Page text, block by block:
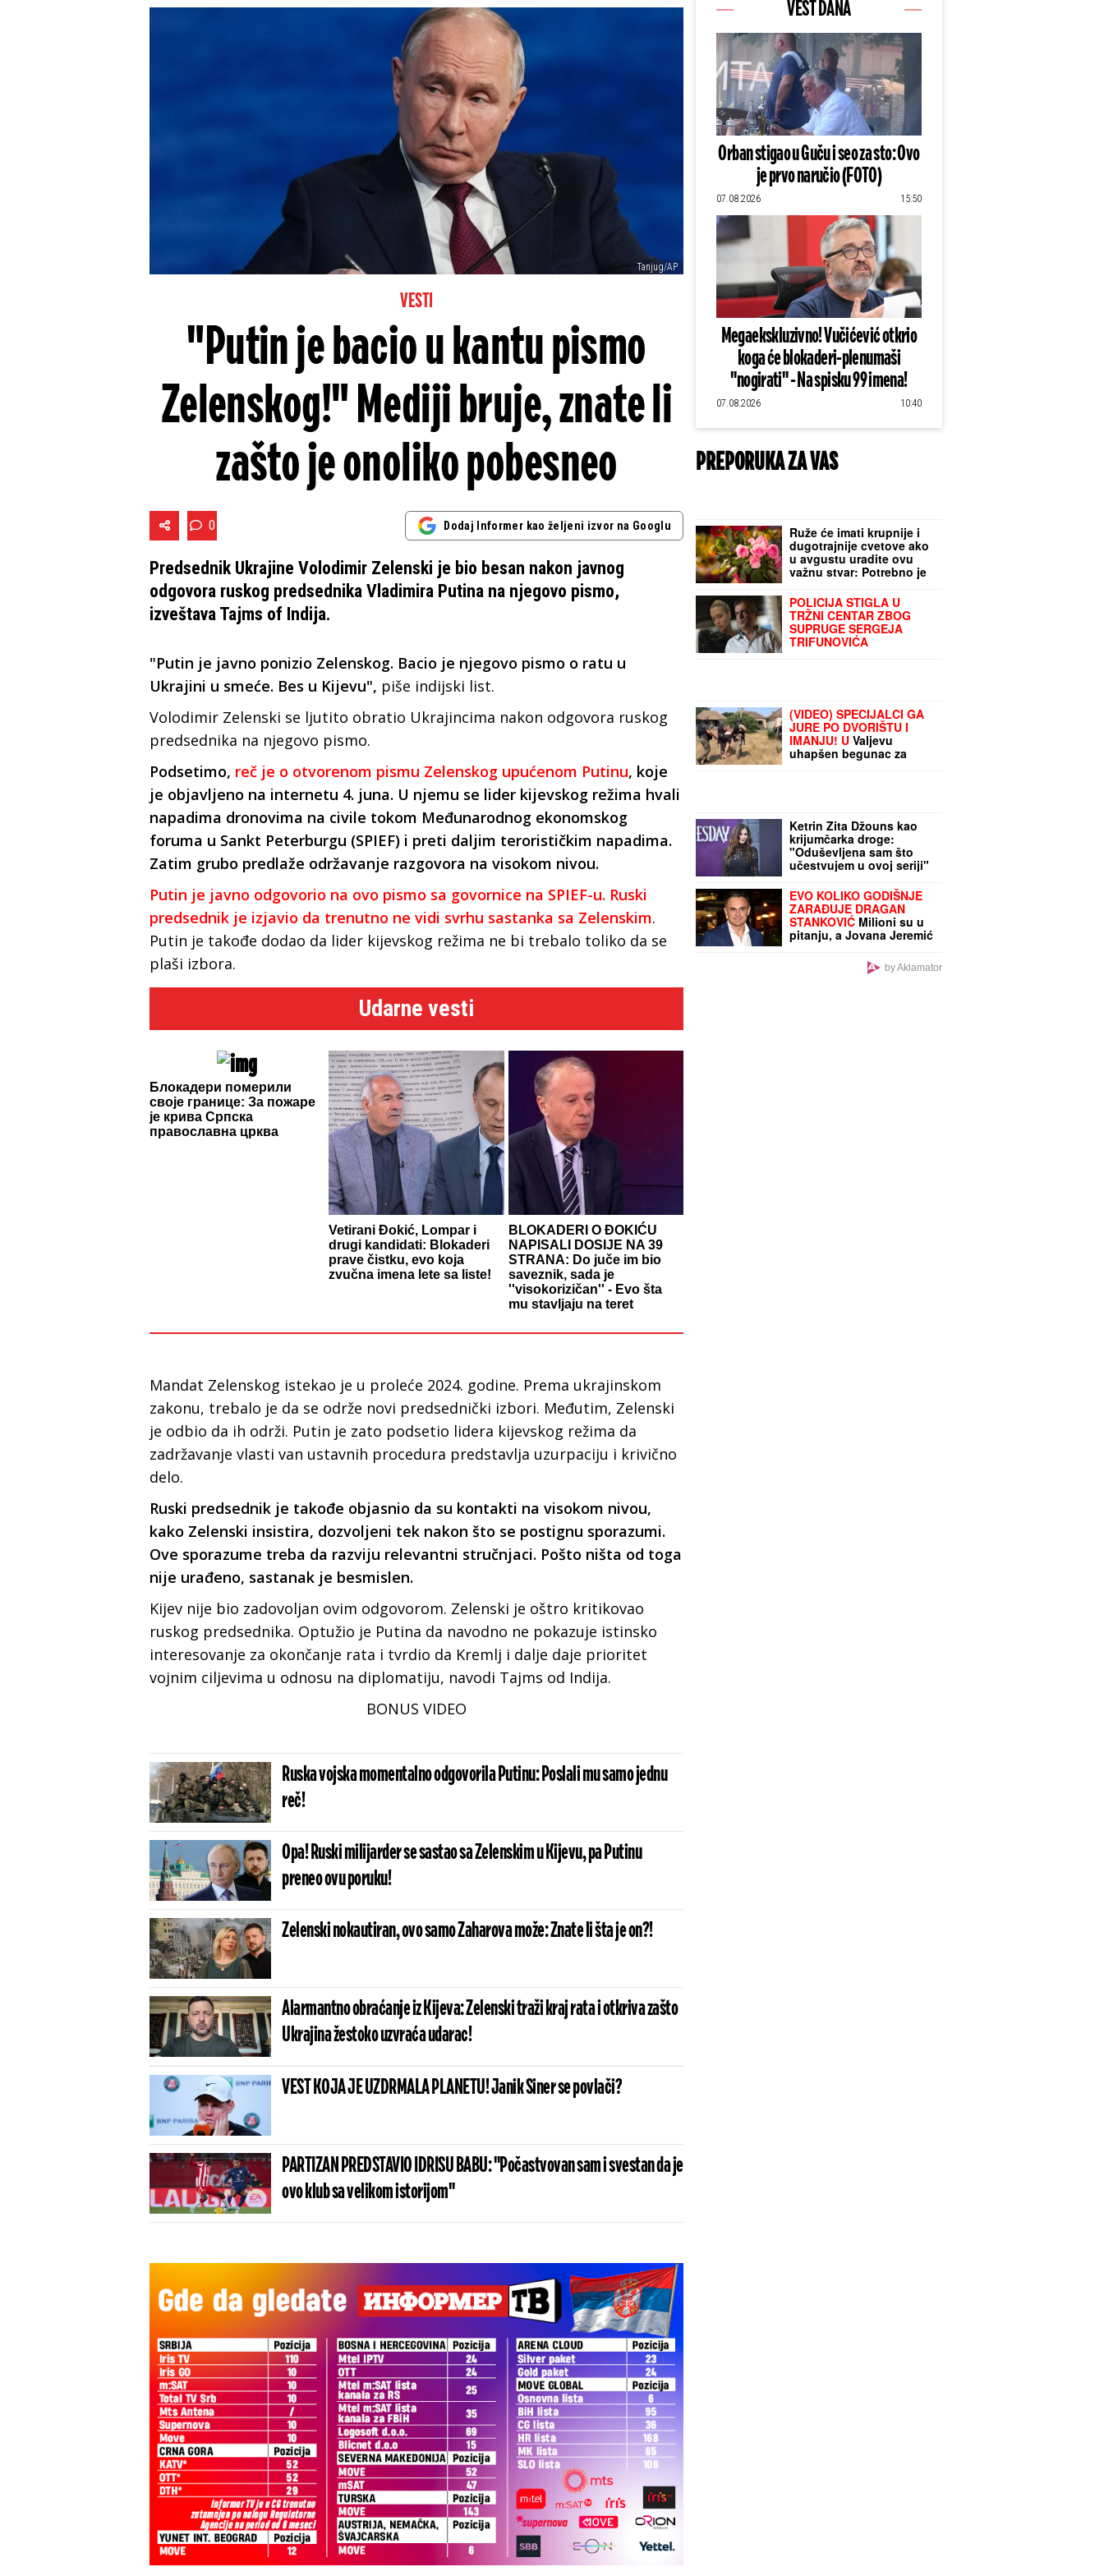
Tanjug/AP
VESTI
"Putin je bacio u kantu pismo
Zelenskog!" Mediji bruje, znate li
zašto je onoliko pobesneo
0 Dodaj Informer kao željeni izvor na Googlu
Predsednik Ukrajine Volodimir Zelenski je bio besan nakon javnog
odgovora ruskog predsednika Vladimira Putina na njegovo pismo,
izveštava Tajms of Indija.
"Putin je javno ponizio Zelenskog. Bacio je njegovo pismo o ratu u
Ukrajini u smeće. Bes u Kijevu", piše indijski list.
Volodimir Zelenski se ljutito obratio Ukrajincima nakon odgovora ruskog
predsednika na njegovo pismo.
Podsetimo, reč je o otvorenom pismu Zelenskog upućenom Putinu, koje
je objavljeno na internetu 4. juna. U njemu se lider kijevskog režima hvali
napadima dronovima na civile tokom Međunarodnog ekonomskog
foruma u ​​Sankt Peterburgu (SPIEF) i preti daljim terorističkim napadima.
Zatim grubo predlaže održavanje razgovora na visokom nivou.
Putin je javno odgovorio na ovo pismo sa govornice na SPIEF-u. Ruski
predsednik je izjavio da trenutno ne vidi svrhu sastanka sa Zelenskim.
Putin je takođe dodao da lider kijevskog režima ne bi trebalo toliko da se
plaši izbora.
Udarne vesti
Блокадери померили
своје границе: За пожаре
је крива Српска
православна црква
Vetirani Đokić, Lompar i
drugi kandidati: Blokaderi
prave čistku, evo koja
zvučna imena lete sa liste!
BLOKADERI O ĐOKIĆU
NAPISALI DOSIJE NA 39
STRANA: Do juče im bio
saveznik, sada je
''visokorizičan'' - Evo šta
mu stavljaju na teret
Mandat Zelenskog istekao je u proleće 2024. godine. Prema ukrajinskom
zakonu, trebalo je da se održe novi predsednički izbori. Međutim, Zelenski
je odbio da ih održi. Putin je zato podsetio lidera kijevskog režima da
zadržavanje vlasti van ustavnih procedura predstavlja uzurpaciju i krivično
delo.
Ruski predsednik je takođe objasnio da su kontakti na visokom nivou,
kako Zelenski insistira, dozvoljeni tek nakon što se postignu sporazumi.
Ove sporazume treba da razviju relevantni stručnjaci. Pošto ništa od toga
nije urađeno, sastanak je besmislen.
Kijev nije bio zadovoljan ovim odgovorom. Zelenski je oštro kritikovao
ruskog predsednika. Optužio je Putina da navodno ne pokazuje istinsko
interesovanje za okončanje rata i tvrdio da Kremlj i dalje daje prioritet
vojnim ciljevima u odnosu na diplomatiju, navodi Tajms od Indija.
BONUS VIDEO
Ruska vojska momentalno odgovorila Putinu: Poslali mu samo jednu
reč!
Opa! Ruski milijarder se sastao sa Zelenskim u Kijevu, pa Putinu
preneo ovu poruku!
Zelenski nokautiran, ovo samo Zaharova može: Znate li šta je on?!
Alarmantno obraćanje iz Kijeva: Zelenski traži kraj rata i otkriva zašto
Ukrajina žestoko uzvraća udarac!
VEST KOJA JE UZDRMALA PLANETU! Janik Siner se povlači?
PARTIZAN PREDSTAVIO IDRISU BABU: "Počastvovan sam i svestan da je
ovo klub sa velikom istorijom"
VEST DANA
Orban stigao u Guču i seo za sto: Ovo
je prvo naručio (FOTO)
07.08.2026 15:50
Megaekskluzivno! Vučićević otkrio
koga će blokaderi-plenumaši
"nogirati" - Na spisku 99 imena!
07.08.2026 10:40
PREPORUKA ZA VAS
Ruže će imati krupnije i
dugotrajnije cvetove ako
u avgustu uradite ovu
važnu stvar: Potrebno je
POLICIJA STIGLA U
TRŽNI CENTAR ZBOG
SUPRUGE SERGEJA
TRIFUNOVIĆA
(VIDEO) SPECIJALCI GA
JURE PO DVORIŠTU I
IMANJU! U Valjevu
uhapšen begunac za
kojim je bila raspisana
Ketrin Zita Džouns kao
krijumčarka droge:
"Oduševljena sam što
učestvujem u ovoj seriji"
EVO KOLIKO GODIŠNJE
ZARAĐUJE DRAGAN
STANKOVIĆ Milioni su u
pitanju, a Jovana Jeremić
tvrdi: "U dugovima je"
by Aklamator